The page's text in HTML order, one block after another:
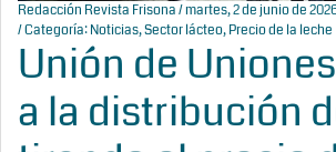
Redacción Revista Frisona/ martes, 2 de junio de
/ Categoría:Noticias,Sector lácteo,Precio de la leche
Unión de
a la distribución